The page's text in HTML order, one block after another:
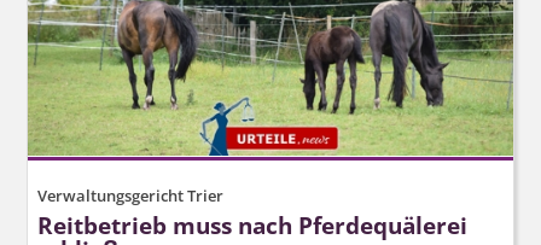
Verwaltungsgericht Trier
Reitbetrieb muss nach Pferdequälerei